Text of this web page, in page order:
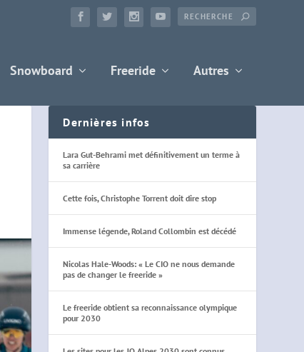
Snowboard Freeride Autres
Dernières infos
Lara Gut-Behrami met définitivement un terme à
sa carrière
Cette fois, Christophe Torrent doit dire stop
Immense légende, Roland Collombin est décédé
Nicolas Hale-Woods: « Le CIO ne nous demande
pas de changer le freeride »
Le freeride obtient sa reconnaissance olympique
pour 2030